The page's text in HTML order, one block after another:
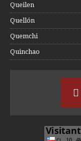
Queilen
Quellón
Quemchi
Quinchao